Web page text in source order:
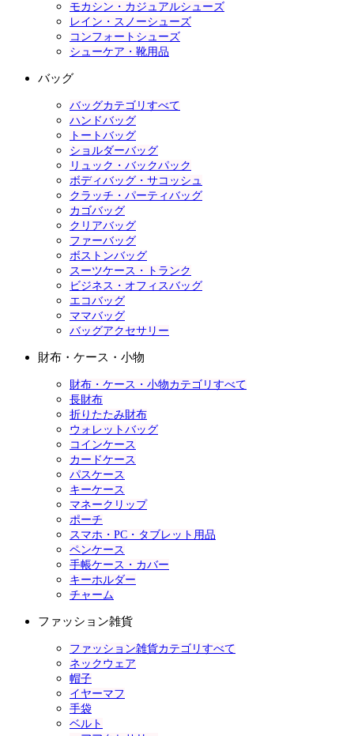
モカシン・カジュアルシューズ
レイン・スノーシューズ
コンフォートシューズ
シューケア・靴用品
バッグ
バッグカテゴリすべて
ハンドバッグ
トートバッグ
ショルダーバッグ
リュック・バックパック
ボディバッグ・サコッシュ
クラッチ・パーティバッグ
カゴバッグ
クリアバッグ
ファーバッグ
ボストンバッグ
スーツケース・トランク
ビジネス・オフィスバッグ
エコバッグ
ママバッグ
バッグアクセサリー
財布・ケース・小物
財布・ケース・小物カテゴリすべて
長財布
折りたたみ財布
ウォレットバッグ
コインケース
カードケース
パスケース
キーケース
マネークリップ
ポーチ
スマホ・PC・タブレット用品
ペンケース
手帳ケース・カバー
キーホルダー
チャーム
ファッション雑貨
ファッション雑貨カテゴリすべて
ネックウェア
帽子
イヤーマフ
手袋
ベルト